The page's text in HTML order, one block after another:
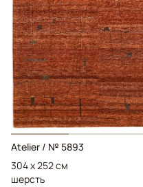
Atelier / № 5893
304 x 252 см
шерсть